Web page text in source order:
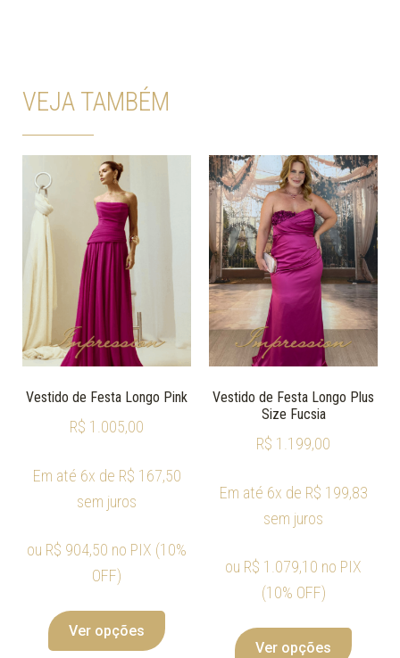
VEJA TAMBÉM
Vestido de Festa Longo Pink
R$ 1.005,00
Em até 6x de R$ 167,50
sem juros
ou R$ 904,50 no PIX (10%
OFF)
Ver opções
Vestido de Festa Longo Plus
Size Fucsia
R$ 1.199,00
Em até 6x de R$ 199,83
sem juros
ou R$ 1.079,10 no PIX
(10% OFF)
Ver opções